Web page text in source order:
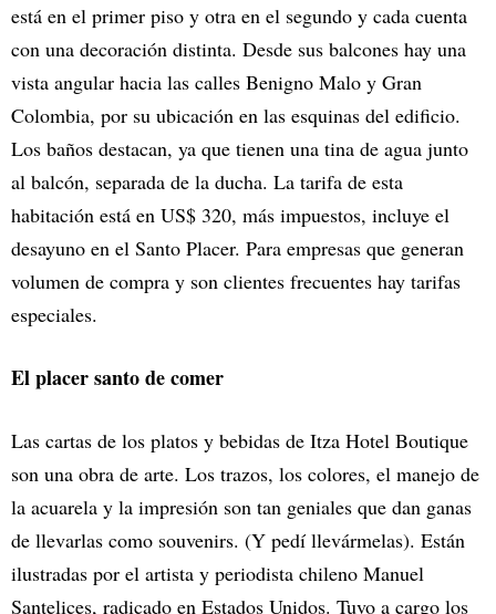
está en el primer piso y otra en el segundo y cada cuenta
con una decoración distinta. Desde sus balcones hay una
vista angular hacia las calles Benigno Malo y Gran
Colombia, por su ubicación en las esquinas del edificio.
Los baños destacan, ya que tienen una tina de agua junto
al balcón, separada de la ducha. La tarifa de esta
habitación está en US$ 320, más impuestos, incluye el
desayuno en el Santo Placer. Para empresas que generan
volumen de compra y son clientes frecuentes hay tarifas
especiales.
El placer santo de comer
Las cartas de los platos y bebidas de Itza Hotel Boutique
son una obra de arte. Los trazos, los colores, el manejo de
la acuarela y la impresión son tan geniales que dan ganas
de llevarlas como souvenirs. (Y pedí llevármelas). Están
ilustradas por el artista y periodista chileno Manuel
Santelices, radicado en Estados Unidos. Tuvo a cargo los